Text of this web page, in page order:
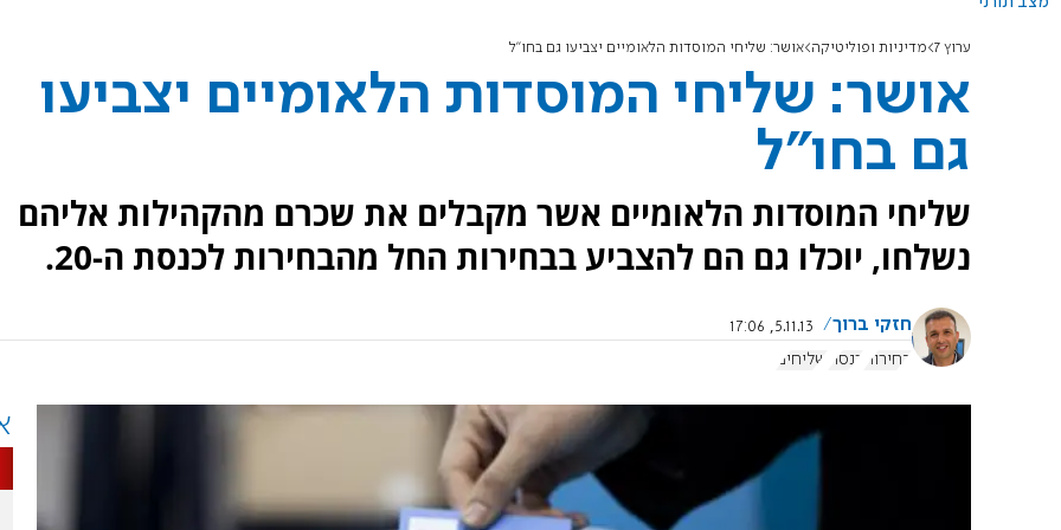
ערוץ 7 מדיניות ופוליטיקה אושר: שליחי המוסדות הלאומיים יצביעו גם בחו"ל
אושר: שליחי המוסדות הלאומיים יצביעו
גם בחו"ל
שליחי המוסדות הלאומיים אשר מקבלים את שכרם מהקהילות אליהם
נשלחו, יוכלו גם הם להצביע בבחירות החל מהבחירות לכנסת ה-20.
חזקי ברוך
5.11.13, 17:06
בחירות
כנסת שליחים